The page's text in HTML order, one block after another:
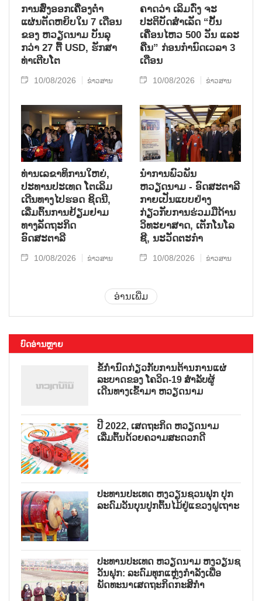
ການສົ່ງອອກເຄື່ອງຕ່ຳ
ແຜ່ນຕັດຫຍິບໃນ 7 ເດືອນ
ຂອງ ຫວຽດນາມ ບັນລຸ
ກວ່າ 27 ຕື້ USD, ຮັກສາ
ທ່າເຕີບໂຕ
10/08/2026 ຂ່າວສານ
ຄາດວ່າ ເລິມດົ່ງ ຈະ
ປະຕິບັດສຳເລັດ “ບັ້ນ
ເຄື່ອນໄຫວ 500 ວັນ ແລະ
ຄືນ” ກ່ອນກຳນົດເວລາ 3
ເດືອນ
10/08/2026 ຂ່າວສານ
ທ່ານເລຂາທິການໃຫຍ່,
ປະທານປະເທດ ໂຕເລິມ
ເດີນທາງໄປຮອດ ຊິດນີ,
ເລີ່ມຕົ້ນການຢ້ຽມຢາມ
ທາງລັດຖະກິດ
ອົດສະຕາລີ
10/08/2026 ຂ່າວສານ
ນຳການພົວພັນ
ຫວຽດນາມ - ອົດສະຕາລີ
ກາຍເປັນແບບຢ່າງ
ກ່ຽວກັບການຮ່ວມມືດ້ານ
ວິທະຍາສາດ, ເຕັກໂນໂລ
ຊີ, ນະວັດຕະກຳ
10/08/2026 ຂ່າວສານ
ອ່ານເພີ່ມ
ບົດອ່ານຫຼາຍ
ຂໍ້ກຳນົດກ່ຽວກັບການຕ້ານການແຜ່
ລະບາດຂອງ ໂຄວິດ-19 ສຳລັບຜູ້
ເດີນທາງເຂົ້າມາ ຫວຽດນາມ
ປີ 2022, ເສດຖະກິດ ຫວຽດນາມ
ເລີ່ມຕົ້ນດ້ວຍຄວາມສະດວກດີ
ປະທານປະເທດ ຫງວຽນຊວນຟຸກ ປຸກ
ລະດົມວັນບຸນປູກຕົ້ນໄມ້ຢູ່ແຂວງຝູເຖາະ
ປະທານປະເທດ ຫວຽດນາມ ຫງວຽນຊ
ວັນຟຸກ: ລະດົມທຸກແຫຼ່ງກຳລັງເພື່ອ
ພັດທະນາເສດຖະກິດກະສິກຳ